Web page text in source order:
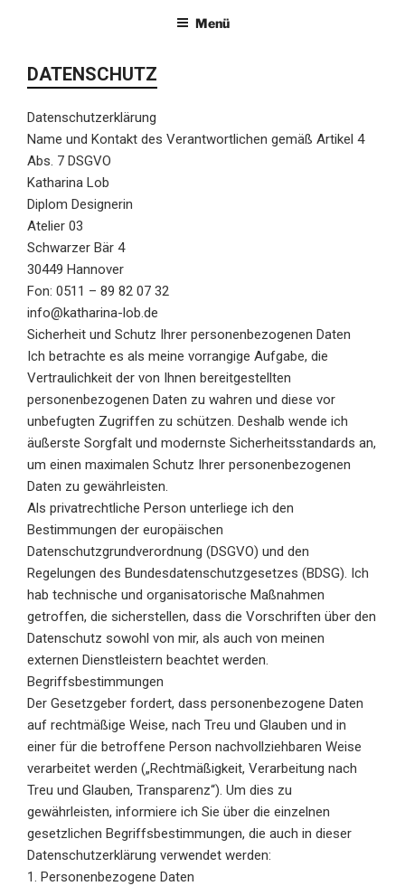
KATHARINA LOB
Menü
DATENSCHUTZ
Datenschutzerklärung
Name und Kontakt des Verantwortlichen gemäß Artikel 4
Abs. 7 DSGVO
Katharina Lob
Diplom Designerin
Atelier 03
Schwarzer Bär 4
30449 Hannover
Fon: 0511 – 89 82 07 32
info@katharina-lob.de
Sicherheit und Schutz Ihrer personenbezogenen Daten
Ich betrachte es als meine vorrangige Aufgabe, die
Vertraulichkeit der von Ihnen bereitgestellten
personenbezogenen Daten zu wahren und diese vor
unbefugten Zugriffen zu schützen. Deshalb wende ich
äußerste Sorgfalt und modernste Sicherheitsstandards an,
um einen maximalen Schutz Ihrer personenbezogenen
Daten zu gewährleisten.
Als privatrechtliche Person unterliege ich den
Bestimmungen der europäischen
Datenschutzgrundverordnung (DSGVO) und den
Regelungen des Bundesdatenschutzgesetzes (BDSG). Ich
hab technische und organisatorische Maßnahmen
getroffen, die sicherstellen, dass die Vorschriften über den
Datenschutz sowohl von mir, als auch von meinen
externen Dienstleistern beachtet werden.
Begriffsbestimmungen
Der Gesetzgeber fordert, dass personenbezogene Daten
auf rechtmäßige Weise, nach Treu und Glauben und in
einer für die betroffene Person nachvollziehbaren Weise
verarbeitet werden („Rechtmäßigkeit, Verarbeitung nach
Treu und Glauben, Transparenz“). Um dies zu
gewährleisten, informiere ich Sie über die einzelnen
gesetzlichen Begriffsbestimmungen, die auch in dieser
Datenschutzerklärung verwendet werden:
1. Personenbezogene Daten